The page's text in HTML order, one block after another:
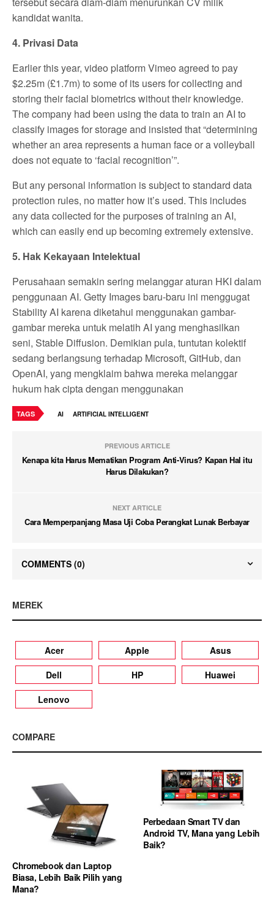
kandidat wanita.
4. Privasi Data
Earlier this year, video platform Vimeo agreed to pay
$2.25m (£1.7m) to some of its users for collecting and
storing their facial biometrics without their knowledge.
The company had been using the data to train an AI to
classify images for storage and insisted that “determining
whether an area represents a human face or a volleyball
does not equate to ‘facial recognition’”.
But any personal information is subject to standard data
protection rules, no matter how it’s used. This includes
any data collected for the purposes of training an AI,
which can easily end up becoming extremely extensive.
5. Hak Kekayaan Intelektual
Perusahaan semakin sering melanggar aturan HKI dalam
penggunaan AI. Getty Images baru-baru ini menggugat
Stability AI karena diketahui menggunakan gambar-
gambar mereka untuk melatih AI yang menghasilkan
seni, Stable Diffusion. Demikian pula, tuntutan kolektif
sedang berlangsung terhadap Microsoft, GitHub, dan
OpenAI, yang mengklaim bahwa mereka melanggar
hukum hak cipta dengan menggunakan
TAGS AI ARTIFICIAL INTELLIGENT
PREVIOUS ARTICLE
Kenapa kita Harus Mematikan Program Anti-Virus? Kapan Hal itu
Harus Dilakukan?
NEXT ARTICLE
Cara Memperpanjang Masa Uji Coba Perangkat Lunak Berbayar
COMMENTS (0)
MEREK
Acer Apple
Asus
Dell
HP
Huawei
Lenovo
COMPARE
Chromebook dan Laptop
Biasa, Lebih Baik Pilih yang
Mana?
Perbedaan Smart TV dan
Android TV, Mana yang Lebih
Baik?